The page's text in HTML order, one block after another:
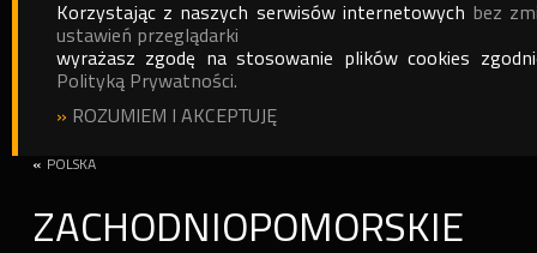
Korzystając z naszych serwisów internetowych bez
ustawień przeglądarki
wyrażasz zgodę na stosowanie plików cookies
Polityką Prywatności.
» ROZUMIEM I AKCEPTUJĘ
« POLSKA
ZACHODNIOPOMORSKIE